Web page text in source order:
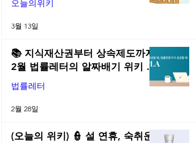
오늘의위키
3월 13일
📚 지식재산권부터 상속제도까지,
2월 법률레터의 알짜배기 위키 모
음! | 2026년 2월 네플라 법률레터
법률레터
2월 28일
(오늘의 위키) 👮 설 연휴, 숙취운